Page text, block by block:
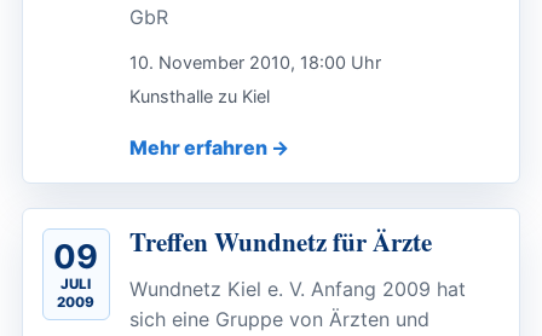
GbR
10. November 2010, 18:00 Uhr
Kunsthalle zu Kiel
Mehr erfahren
09
JULI
2009
Treffen Wundnetz für Ärzte
Wundnetz Kiel e. V. Anfang 2009 hat
sich eine Gruppe von Ärzten und